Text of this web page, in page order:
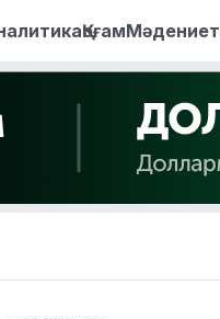
ҚоғамМәдениет